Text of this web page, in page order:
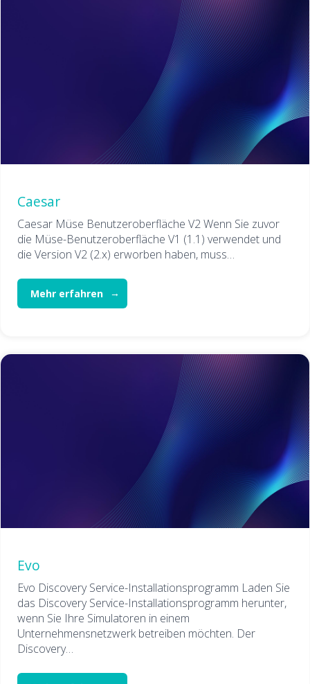
Caesar
Caesar Müse Benutzeroberfläche V2 Wenn Sie zuvor
die Müse-Benutzeroberfläche V1 (1.1) verwendet und
die Version V2 (2.x) erworben haben, muss…
Mehr erfahren
Evo
Evo Discovery Service-Installationsprogramm Laden Sie
das Discovery Service-Installationsprogramm herunter,
wenn Sie Ihre Simulatoren in einem
Unternehmensnetzwerk betreiben möchten. Der
Discovery…